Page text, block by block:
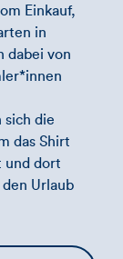
Einkauf,
in
dabei von
sich die
das Shirt
und dort
Urlaub